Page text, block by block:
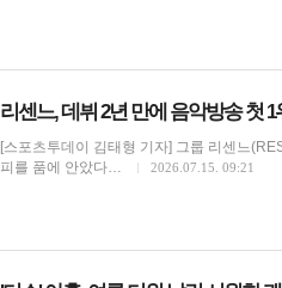
리센느, 데뷔 2년 만에 음악방송 첫
[스포츠투데이 김태형 기자] 그룹 리센느
피를 품에 안았다…
2026.07.15. 09:21